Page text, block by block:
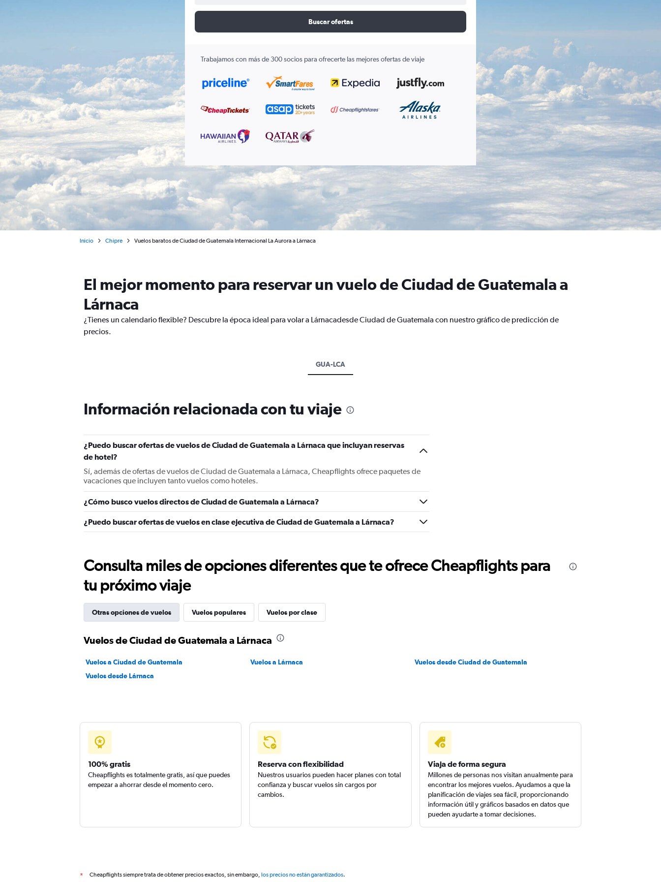
Buscar ofertas
Trabajamos con más de 300 socios para ofrecerte las mejores ofertas de viaje
Inicio Chipre Vuelos baratos de Ciudad de Guatemala Internacional La Aurora a Lárnaca
El mejor momento para reservar un vuelo de Ciudad de Guatemala a
Lárnaca
¿Tienes un calendario flexible? Descubre la época ideal para volar a Lárnacadesde Ciudad de Guatemala con nuestro gráfico de predicción de
precios.
GUA-LCA
Información relacionada con tu viaje
¿Puedo buscar ofertas de vuelos de Ciudad de Guatemala a Lárnaca que incluyan reservas
de hotel?
Sí, además de ofertas de vuelos de Ciudad de Guatemala a Lárnaca, Cheapflights ofrece paquetes de
vacaciones que incluyen tanto vuelos como hoteles.
¿Cómo busco vuelos directos de Ciudad de Guatemala a Lárnaca?
¿Puedo buscar ofertas de vuelos en clase ejecutiva de Ciudad de Guatemala a Lárnaca?
Consulta miles de opciones diferentes que te ofrece Cheapflights para
tu próximo viaje
Otras opciones de vuelos Vuelos populares Vuelos por clase
Vuelos de Ciudad de Guatemala a Lárnaca
Vuelos a Ciudad de Guatemala Vuelos a Lárnaca
Vuelos desde Ciudad de Guatemala
Vuelos desde Lárnaca
100% gratis
Cheapflights es totalmente gratis, así que puedes
empezar a ahorrar desde el momento cero.
Reserva con flexibilidad
Nuestros usuarios pueden hacer planes con total
confianza y buscar vuelos sin cargos por
cambios.
Viaja de forma segura
Millones de personas nos visitan anualmente para
encontrar los mejores vuelos. Ayudamos a que la
planificación de viajes sea fácil, proporcionando
información útil y gráficos basados en datos que
pueden ayudarte a tomar decisiones.
* Cheapflights siempre trata de obtener precios exactos, sin embargo, los precios no están garantizados.